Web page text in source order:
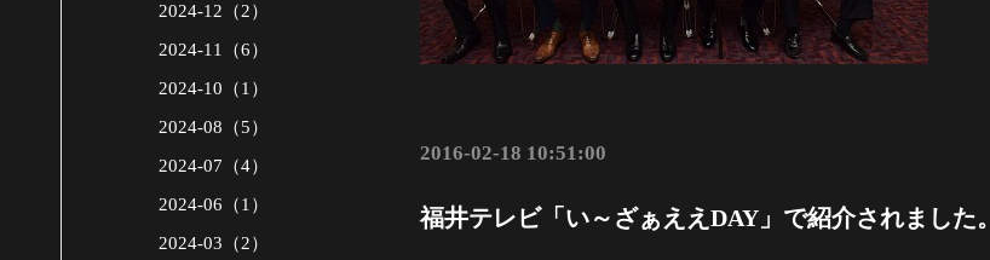
2016-02-18 10:51:00
福井テレビ「い～ざぁええDAY」で紹介されました。
2024-12（2）
2024-11（6）
2024-10（1）
2024-08（5）
2024-07（4）
2024-06（1）
2024-03（2）